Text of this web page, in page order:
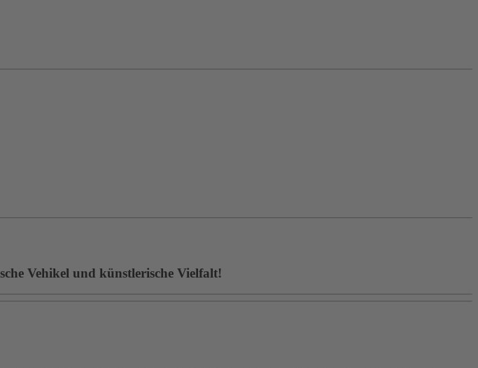
Vehikel und künstlerische Vielfalt!